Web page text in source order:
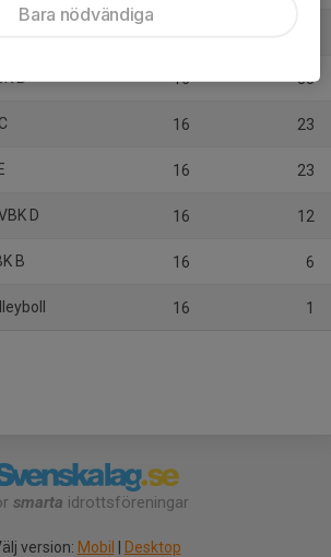
B 16 33
16 23
16 23
D 16 12
B 16 6
16 1
smarta idrottsföreningar
version: Mobil | Desktop
Bara nödvändiga